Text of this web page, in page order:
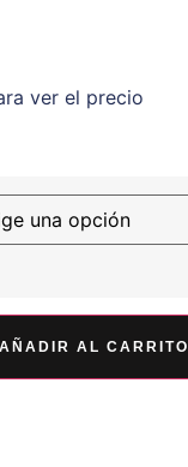
ver el precio
AÑADIR AL CARRITO